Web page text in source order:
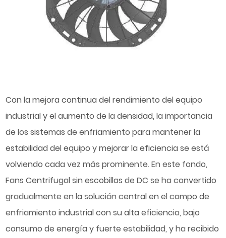
Con la mejora continua del rendimiento del equipo
industrial y el aumento de la densidad, la importancia
de los sistemas de enfriamiento para mantener la
estabilidad del equipo y mejorar la eficiencia se está
volviendo cada vez más prominente. En este fondo,
Fans Centrifugal sin escobillas de DCse ha convertido
gradualmente en la solución central en el campo de
enfriamiento industrial con su alta eficiencia, bajo
consumo de energía y fuerte estabilidad, y ha recibido